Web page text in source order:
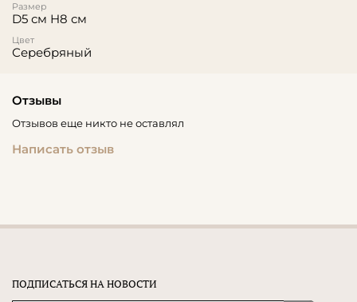
Размер
D5 см H8 см
Цвет
Серебряный
Отзывы
Отзывов еще никто не оставлял
Написать отзыв
ПОДПИСАТЬСЯ НА НОВОСТИ